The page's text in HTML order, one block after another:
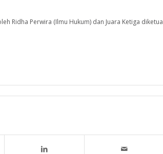
Ridha Perwira (Ilmu Hukum) dan Juara Ketiga